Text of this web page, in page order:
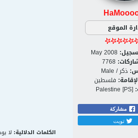
الموقع
May 2008
7768
ذكر / Male
فلسطين
Palestine [PS]
مشاركة
تويت
الكلمات الدلالية: لا